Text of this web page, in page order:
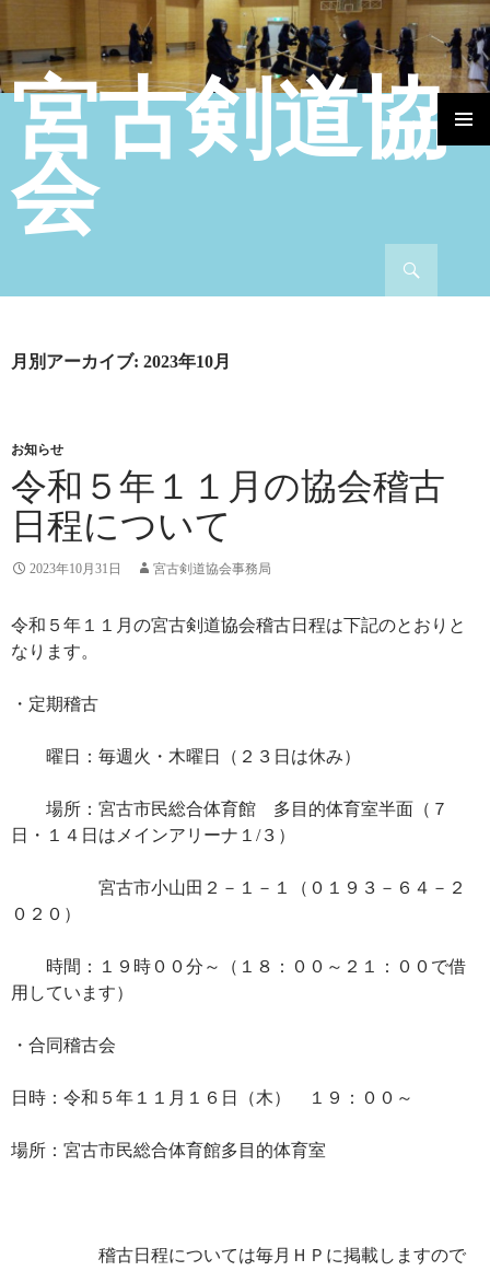
宮古剣道協
会
コンテンツへ移動
月別アーカイブ: 2023年10月
お知らせ
令和５年１１月の協会稽古
日程について
2023年10月31日 宮古剣道協会事務局
令和５年１１月の宮古剣道協会稽古日程は下記のとおりと
なります。
・定期稽古
曜日：毎週火・木曜日（２３日は休み）
場所：宮古市民総合体育館 多目的体育室半面（７
日・１４日はメインアリーナ１/３）
宮古市小山田２－１－１（０１９３－６４－２
０２０）
時間：１９時００分～（１８：００～２１：００で借
用しています）
・合同稽古会
日時：令和５年１１月１６日（木） １９：００～
場所：宮古市民総合体育館多目的体育室
稽古日程については毎月ＨＰに掲載しますので